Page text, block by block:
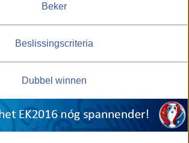
Beker
Beslissingscriteria
Dubbel winnen